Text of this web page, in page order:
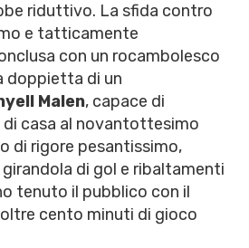
riduttivo. La sfida contro
e tatticamente
con un rocambolesco
doppietta di un
Malen, capace di
casa al novantottesimo
di rigore pesantissimo,
di gol e ribaltamenti
tenuto il pubblico con il
cento minuti di gioco